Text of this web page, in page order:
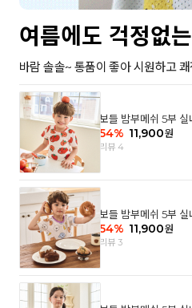
여름에도 걱정없
바람 솔솔~ 통품이 좋아 시원하고
보들 밤부메쉬 5부 실
어
54% 11,900원
리뷰 4
보들 밤부메쉬 5부
54% 11,900원
리뷰 3